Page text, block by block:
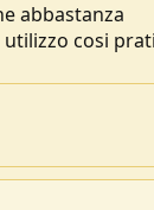
telefonino? In
ho il telefonino di
solo non ce l'ha
abbastanza
cosi